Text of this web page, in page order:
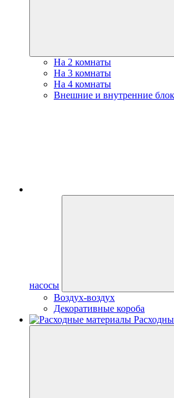
На 2 комнаты
На 3 комнаты
На 4 комнаты
Внешние и внутренние
насосы
Воздух-воздух
Декоративные короба